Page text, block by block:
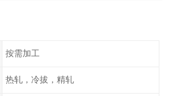
按需加工
热轧，冷拔，精轧